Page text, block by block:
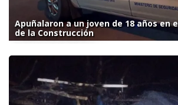
Apuñalaron a un joven de 18 años en
de la Construcción